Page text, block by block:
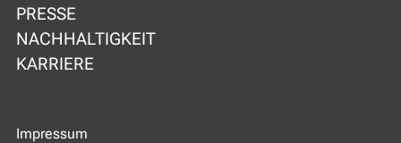
PRESSE
NACHHALTIGKEIT
KARRIERE
Impressum